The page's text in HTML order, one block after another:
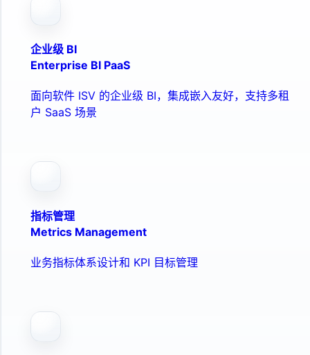
企业级 BI
Enterprise BI PaaS
面向软件 ISV 的企业级 BI，集成嵌入友好，支持多租
户 SaaS 场景
指标管理
Metrics Management
业务指标体系设计和 KPI 目标管理